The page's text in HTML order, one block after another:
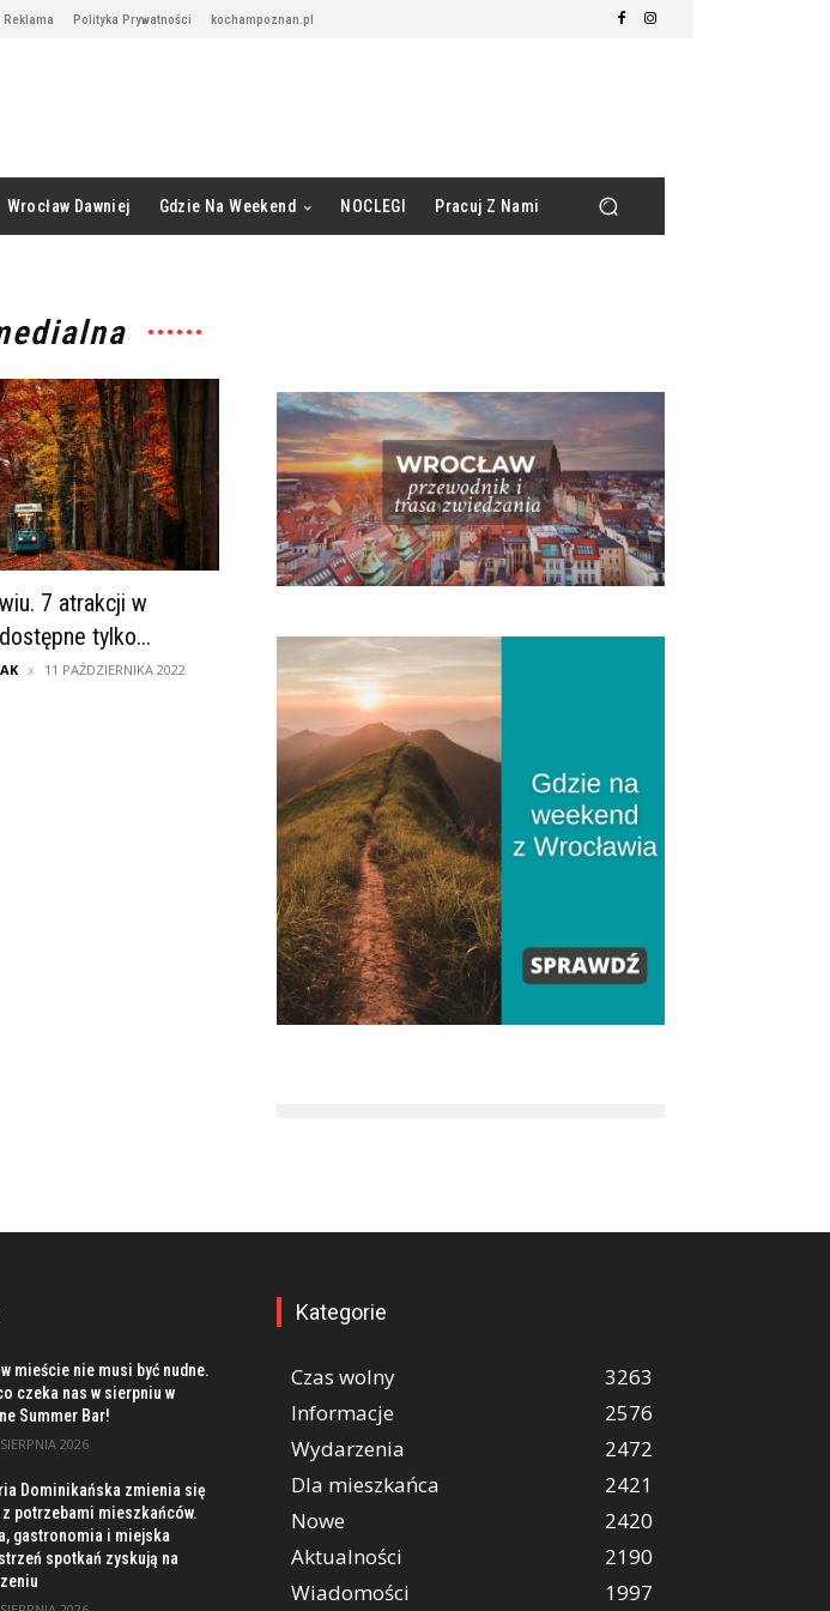
Reklama Polityka Prywatności kochampoznan.pl
Wrocław Dawniej Gdzie Na Weekend NOCLEGI Pracuj Z Nami
7 atrakcji w
tylko...
11 PAŹDZIERNIKA 2022
mieście nie musi być nudne.
czeka nas w sierpniu w
Summer Bar!
2026
Dominikańska zmienia się
z potrzebami mieszkańców.
gastronomia i miejska
spotkań zyskują na
Kategorie
Czas wolny
3263
Informacje
2576
Wydarzenia
2472
Dla mieszkańca
2421
Nowe
2420
Aktualności
2190
Wiadomości
1997